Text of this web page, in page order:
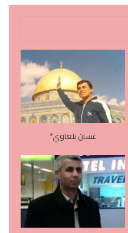
غسان بلعاوي*